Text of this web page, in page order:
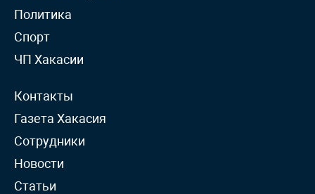
Политика
Спорт
ЧП Хакасии
Контакты
Газета Хакасия
Сотрудники
Новости
Статьи